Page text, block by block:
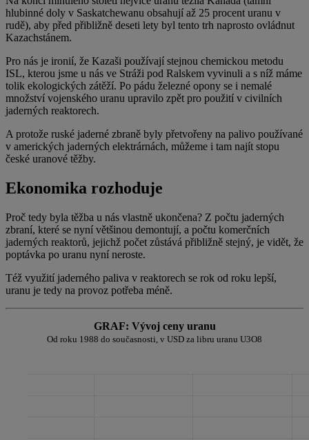
hlubinné doly v Saskatchewanu obsahují až 25 procent uranu v
rudě), aby před přibližně deseti lety byl tento trh naprosto ovládnut
Kazachstánem.
Pro nás je ironií, že Kazaši používají stejnou chemickou metodu
ISL, kterou jsme u nás ve Stráži pod Ralskem vyvinuli a s níž máme
tolik ekologických zátěží. Po pádu železné opony se i nemalé
množství vojenského uranu upravilo zpět pro použití v civilních
jaderných reaktorech.
A protože ruské jaderné zbraně byly přetvořeny na palivo používané
v amerických jaderných elektrárnách, můžeme i tam najít stopu
české uranové těžby.
Ekonomika rozhoduje
Proč tedy byla těžba u nás vlastně ukončena? Z počtu jaderných
zbraní, které se nyní většinou demontují, a počtu komerčních
jaderných reaktorů, jejichž počet zůstává přibližně stejný, je vidět, že
poptávka po uranu nyní neroste.
Též využití jaderného paliva v reaktorech se rok od roku lepší,
uranu je tedy na provoz potřeba méně.
GRAF: Vývoj ceny uranu
Od roku 1988 do současnosti, v USD za libru uranu U3O8